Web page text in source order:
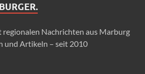
Nachrichten aus Marburg
und Artikeln – seit 2010